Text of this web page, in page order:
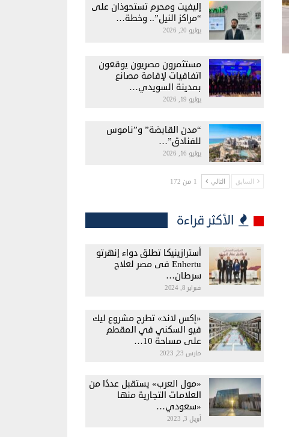
إليفيت ومحرم تستحوذان على
“مراكز النيل”.. وخطة…
يوليو 20, 2026
مستثمرون مصريون يوقعون
اتفاقيات لإقامة مصانع
بمدينة السويدي…
يوليو 19, 2026
“مدن القابضة” و”ناموس
للفنادق”…
يوليو 16, 2026
السابق التالي 1 من 172
الأكثر قراءة
أسترازينيكا تطلق دواء إنهرتو
Enhertu فى مصر لعلاج
سرطان…
فبراير 8, 2024
«إكس لاند» تطرح مشروع ليك
فيو السكني في المقطم
على مساحة 10…
مارس 23, 2023
«مول العرب» يستقبل عددًا من
العلامات التجارية منها
«سعودي…
أبريل 3, 2023